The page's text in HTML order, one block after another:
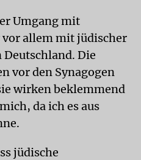
Umgang mit
allem mit jüdischer
Die
vor den Synagogen
wirken beklemmend
da ich es aus
jüdische